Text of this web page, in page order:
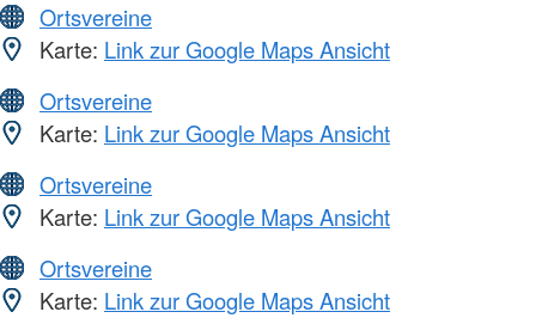
Ortsvereine
Karte: Link zur Google Maps Ansicht
Ortsvereine
Karte: Link zur Google Maps Ansicht
Ortsvereine
Karte: Link zur Google Maps Ansicht
Ortsvereine
Karte: Link zur Google Maps Ansicht